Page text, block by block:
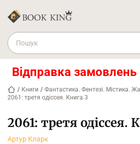
Відправка
/ Книги / Фантастика. Фентезі. Містика.
2061: третя одіссея. Книга 3
2061: третя одіссея.
Артур Кларк